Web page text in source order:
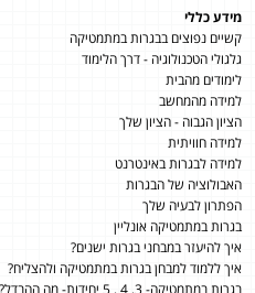
מידע כללי
קשיים נפוצים בבגרות במתמטיקה
גלגולי הטכנולוגיה - דרך הלימוד
לימודים מהבית
למידה מהמחשב
הציון הגבוה - הציון שלך
למידה חוויתית
למידה לבגרות באינטרנט
האבולוציה של הבגרות
הפתרון לבעיה שלך
בגרות במתמטיקה אונליין
איך להיעזר במבחני בגרות ישנים?
איך ללמוד למבחן בגרות במתמטיקה ולהצליח?